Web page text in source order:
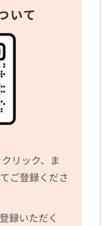
いて
リック、ま
ご登録くださ
録いただく